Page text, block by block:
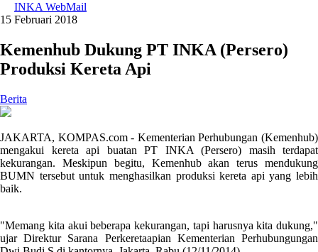
INKA WebMail
15 Februari 2018
Kemenhub Dukung PT INKA (Persero)
Produksi Kereta Api
Berita
JAKARTA, KOMPAS.com - Kementerian Perhubungan (Kemenhub)
mengakui kereta api buatan PT INKA (Persero) masih terdapat
kekurangan. Meskipun begitu, Kemenhub akan terus mendukung
BUMN tersebut untuk menghasilkan produksi kereta api yang lebih
baik.
"Memang kita akui beberapa kekurangan, tapi harusnya kita dukung,"
ujar Direktur Sarana Perkeretaapian Kementerian Perhubungungan